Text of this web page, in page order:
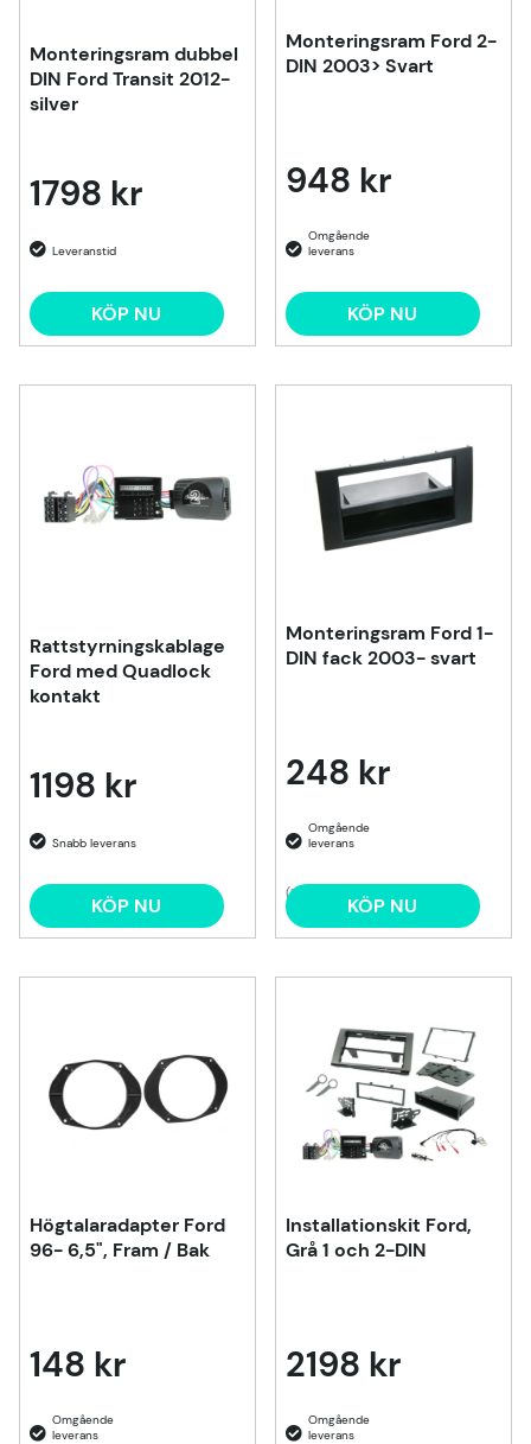
Monteringsram dubbel
DIN Ford Transit 2012-
silver
1798 kr
KÖP NU
Monteringsram Ford 2-
DIN 2003> Svart
948 kr
KÖP NU
Rattstyrningskablage
Ford med Quadlock
kontakt
1198 kr
KÖP NU
Monteringsram Ford 1-
DIN fack 2003- svart
248 kr
(1) KÖP NU
Högtalaradapter Ford
96- 6,5", Fram / Bak
148 kr
Installationskit Ford,
Grå 1 och 2-DIN
2198 kr